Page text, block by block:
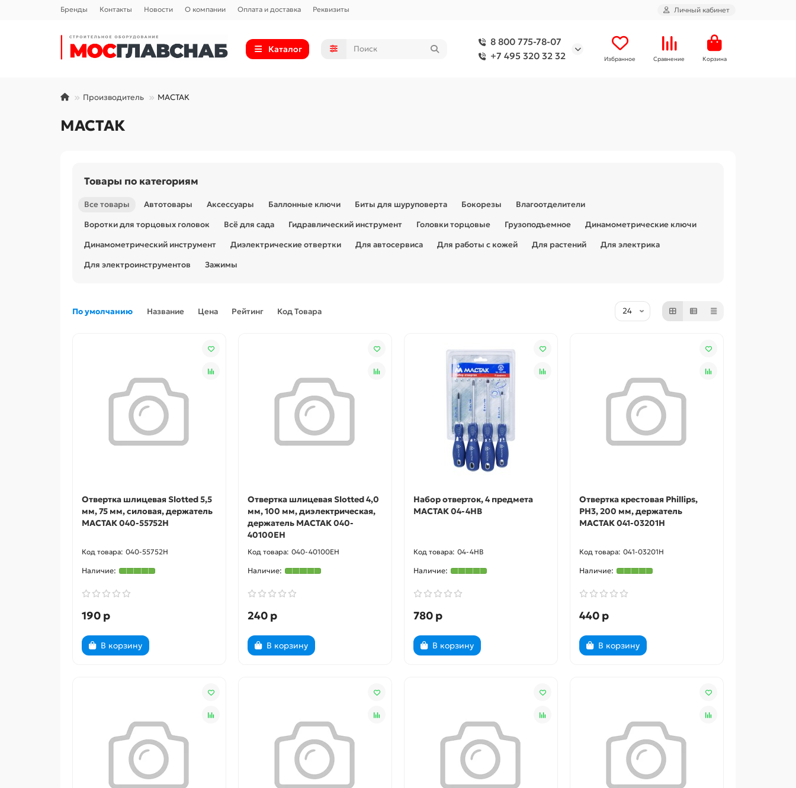
Бренды Контакты Новости О компании Оплата и доставка Реквизиты Личный кабинет
Каталог
8 800 775-78-07
+7 495 320 32 32
Избранное Сравнение Корзина
Производитель МАСТАК
МАСТАК
Товары по категориям
Все товары Автотовары Аксессуары Баллонные ключи Биты для шуруповерта Бокорезы
Влагоотделители
Воротки для торцовых головок
Всё для сада Гидравлический инструмент Головки торцовые Грузоподъемное
Динамометрические ключи
Динамометрический инструмент
Диэлектрические отвертки Для автосервиса Для работы с кожей Для растений
Для электрика
Для электроинструментов
Зажимы
По умолчанию Название Цена Рейтинг Код Товара
Отвертка шлицевая Slotted 5,5
мм, 75 мм, силовая, держатель
МАСТАК 040-55752H
040-55752H
190 р
В корзину
Отвертка шлицевая Slotted 4,0
мм, 100 мм, диэлектрическая,
держатель МАСТАК 040-
40100EH
040-40100EH
240 р
В корзину
Набор отверток, 4 предмета
МАСТАК 04-4HB
04-4HB
780 р
В корзину
Отвертка крестовая Phillips,
PH3, 200 мм, держатель
МАСТАК 041-03201H
041-03201H
440 р
В корзину